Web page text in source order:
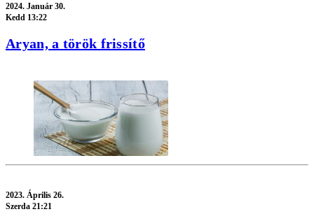
2024. Január 30.
Kedd 13:22
Aryan, a török frissítő
2023. Április 26.
Szerda 21:21